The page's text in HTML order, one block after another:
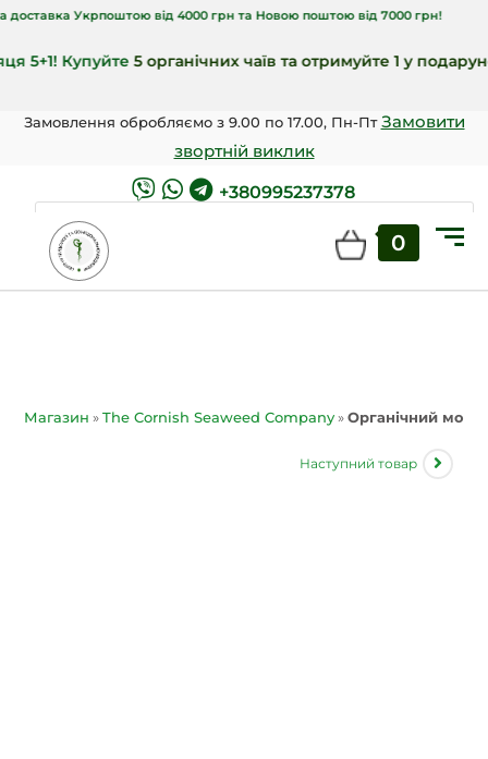
Укрпоштою від 4000 грн та Новою поштою від 7000 грн!
Купуйте5 органічних чаїв та отримуйте 1 у подарунок🎁!
Замовлення обробляємо з 9.00 по 17.00, Пн-ПтЗамовити
звортній виклик
+380995237378
0
Магазин »The Cornish Seaweed Company»Органічний
Наступний товар